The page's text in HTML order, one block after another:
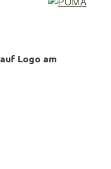
Logo am